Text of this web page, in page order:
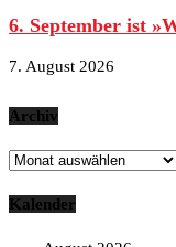
6. September ist
7. August 2026
Archiv
Archiv
Kalender